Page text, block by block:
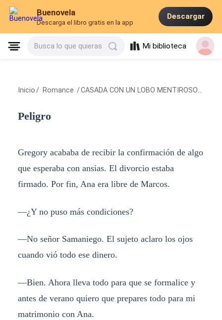
Buenovela
Descarga el libro gratis en la app
Descargar
Busca lo que quieras Mi biblioteca
Inicio / Romance /CASADA CON UN LOBO MENTIROSO
Peligro
Gregory acababa de recibir la confirmación de algo
que esperaba con ansias. El divorcio estaba
firmado. Por fin, Ana era libre de Marcos.
—¿Y no puso más condiciones?
—No señor Samaniego. El sujeto aclaro los ojos
cuando vió todo ese dinero.
—Bien. Ahora lleva todo para que se formalice y
antes de verano quiero que prepares todo para mi
matrimonio con Ana.